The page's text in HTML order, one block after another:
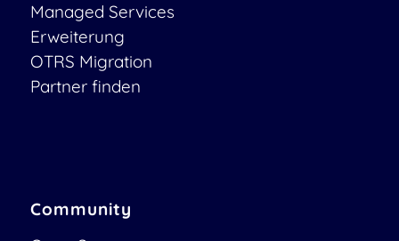
Managed Services
Erweiterung
OTRS Migration
Partner finden
Community